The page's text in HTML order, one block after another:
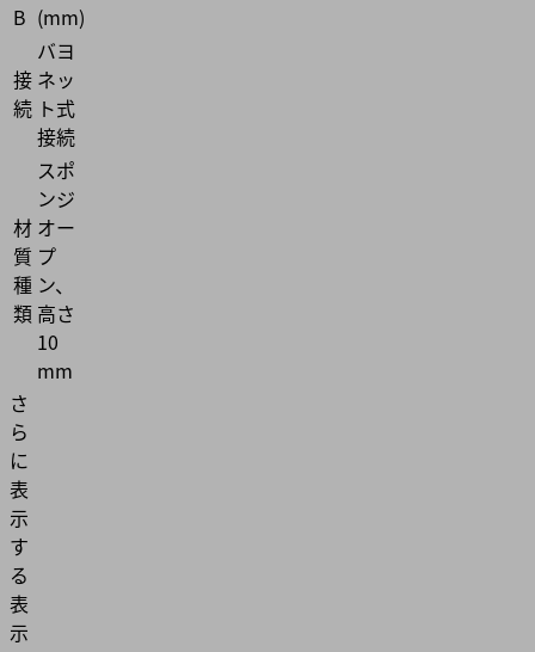
B (mm)
接
続
バヨ
ネッ
ト式
接続
材
質
種
類
スポ
ンジ
オー
プ
ン、
高さ
10
mm
さ
ら
に
表
示
す
る
表
示